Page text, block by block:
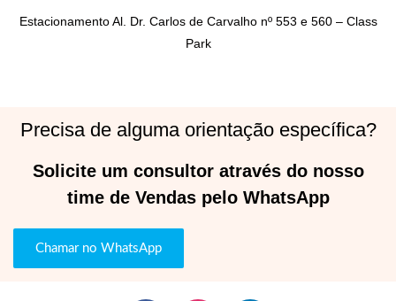
Estacionamento Al. Dr. Carlos de Carvalho nº 553 e 560 – Class
Park
Precisa de alguma orientação específica?
Solicite um consultor através do nosso
time de Vendas pelo WhatsApp
Chamar no WhatsApp